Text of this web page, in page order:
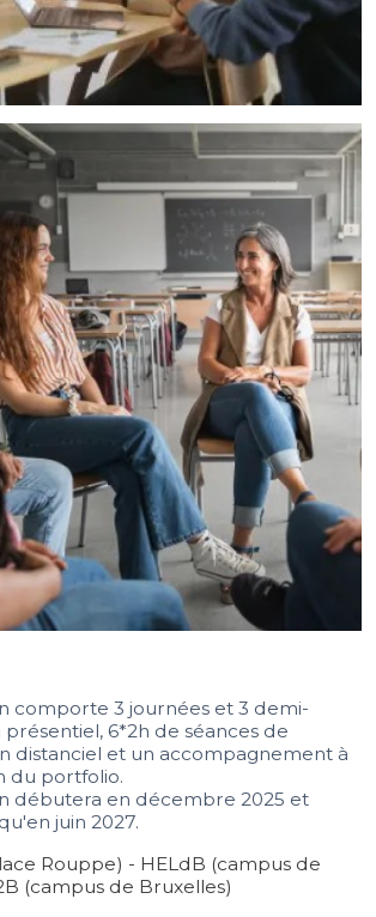
comporte 3 journées et 3 demi-
6*2h de séances de
distanciel et un accompagnement à
du portfolio.
débutera en décembre 2025 et
juin 2027.
Rouppe) - HELdB (campus de
(campus de Bruxelles)